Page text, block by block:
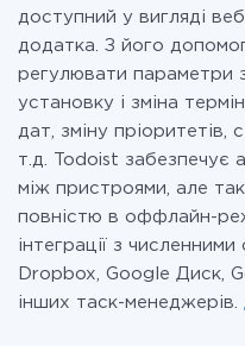
доступний у вигляді
додатка. З його
регулювати параметри
установку і зміна
дат, зміну пріоритетів,
т.д. Todoist забезпечує
між пристроями, але
повністю в оффлайн-
інтеграції з
Dropbox, Google Диск,
інших таск-менеджерів.